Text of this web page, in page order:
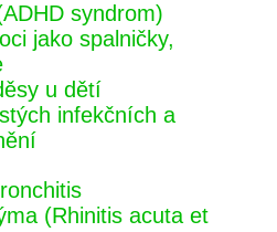
syndrom)
jako spalničky,
u dětí
infekčních a
(Rhinitis acuta et